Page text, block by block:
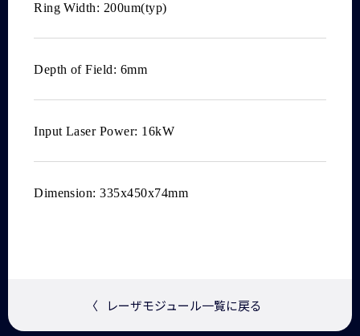
Ring Width: 200um(typ)
Depth of Field: 6mm
Input Laser Power: 16kW
Dimension: 335x450x74mm
〈 レーザモジュール一覧に戻る